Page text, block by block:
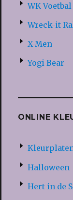
WK Voetbal
Wreck-it
X-Men
Yogi Bear
ONLINE
Halloween
Hert in de